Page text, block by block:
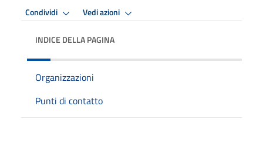
Condividi Vedi azioni
INDICE DELLA PAGINA
Organizzazioni
Punti di contatto